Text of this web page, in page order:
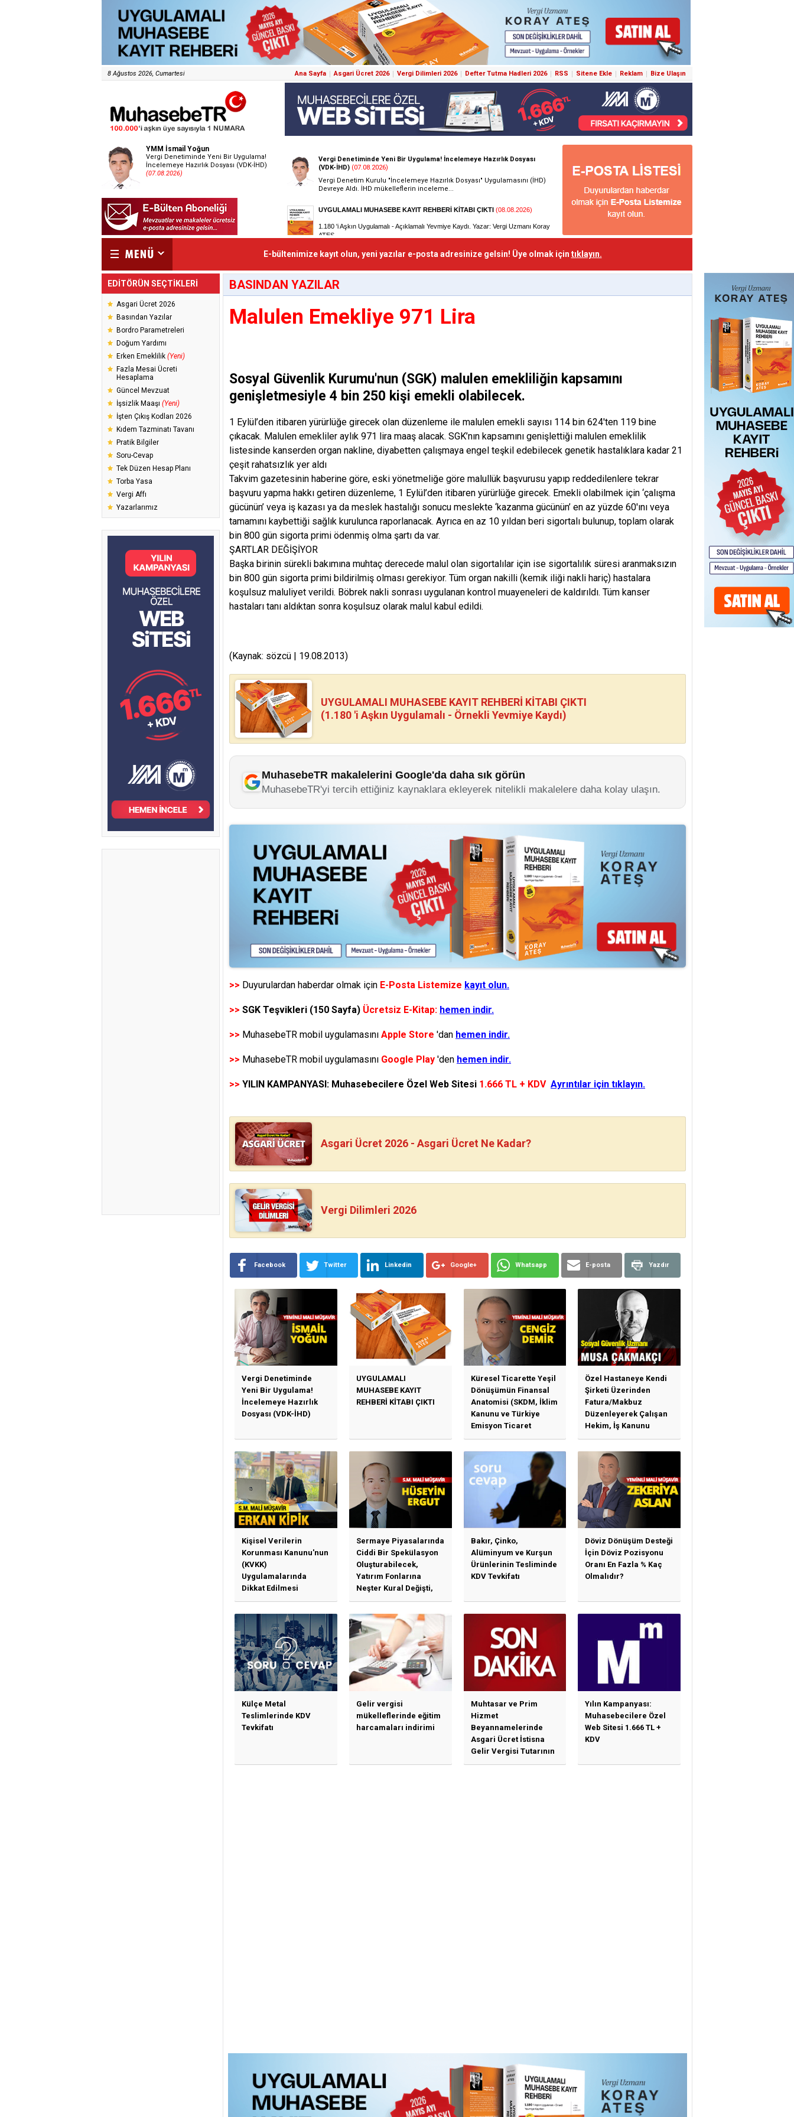
8 Ağustos 2026, Cumartesi Ana Sayfa Asgari Ücret 2026 Vergi Dilimleri 2026 Defter Tutma Hadleri 2026 RSS Sitene Ekle Reklam Bize Ulaşın
YMM İsmail Yoğun
Vergi Denetiminde Yeni Bir Uygulama!
İncelemeye Hazırlık Dosyası (VDK-İHD)
(07.08.2026)
E-bültenimize kayıt olun, yeni yazılar e-posta adresinize gelsin! Üye olmak için tıklayın.
EDİTÖRÜN SEÇTİKLERİ
Asgari Ücret 2026
Basından Yazılar
Bordro Parametreleri
Doğum Yardımı
Erken Emeklilik (Yeni)
Fazla Mesai Ücreti
Hesaplama
Güncel Mevzuat
İşsizlik Maaşı (Yeni)
İşten Çıkış Kodları 2026
Kıdem Tazminatı Tavanı
Pratik Bilgiler
Soru-Cevap
Tek Düzen Hesap Planı
Torba Yasa
Vergi Affı
Yazarlarımız
BASINDAN YAZILAR
Malulen Emekliye 971 Lira
Sosyal Güvenlik Kurumu'nun (SGK) malulen emekliliğin kapsamını
genişletmesiyle 4 bin 250 kişi emekli olabilecek.
1 Eylül’den itibaren yürürlüğe girecek olan düzenleme ile malulen emekli sayısı 114 bin 624′ten 119 bine
çıkacak. Malulen emekliler aylık 971 lira maaş alacak. SGK’nın kapsamını genişlettiği malulen emeklilik
listesinde kanserden organ nakline, diyabetten çalışmaya engel teşkil edebilecek genetik hastalıklara kadar 21
çeşit rahatsızlık yer aldı
Takvim gazetesinin haberine göre, eski yönetmeliğe göre malullük başvurusu yapıp reddedilenlere tekrar
başvuru yapma hakkı getiren düzenleme, 1 Eylül’den itibaren yürürlüğe girecek. Emekli olabilmek için ‘çalışma
gücünün’ veya iş kazası ya da meslek hastalığı sonucu meslekte ‘kazanma gücünün’ en az yüzde 60′ını veya
tamamını kaybettiği sağlık kurulunca raporlanacak. Ayrıca en az 10 yıldan beri sigortalı bulunup, toplam olarak
bin 800 gün sigorta primi ödenmiş olma şartı da var.
ŞARTLAR DEĞİŞİYOR
Başka birinin sürekli bakımına muhtaç derecede malul olan sigortalılar için ise sigortalılık süresi aranmaksızın
bin 800 gün sigorta primi bildirilmiş olması gerekiyor. Tüm organ nakilli (kemik iliği nakli hariç) hastalara
koşulsuz maluliyet verildi. Böbrek nakli sonrası uygulanan kontrol muayeneleri de kaldırıldı. Tüm kanser
hastaları tanı aldıktan sonra koşulsuz olarak malul kabul edildi.
(Kaynak: sözcü | 19.08.2013)
UYGULAMALI MUHASEBE KAYIT REHBERİ KİTABI ÇIKTI
(1.180 'i Aşkın Uygulamalı - Örnekli Yevmiye Kaydı)
MuhasebeTR makalelerini Google'da daha sık görün
MuhasebeTR'yi tercih ettiğiniz kaynaklara ekleyerek nitelikli makalelere daha kolay ulaşın.
>> Duyurulardan haberdar olmak için E-Posta Listemize kayıt olun.
>> SGK Teşvikleri (150 Sayfa) Ücretsiz E-Kitap: hemen indir.
>> MuhasebeTR mobil uygulamasını Apple Store 'dan hemen indir.
>> MuhasebeTR mobil uygulamasını Google Play 'den hemen indir.
>> YILIN KAMPANYASI: Muhasebecilere Özel Web Sitesi 1.666 TL + KDV Ayrıntılar için tıklayın.
Asgari Ücret 2026 - Asgari Ücret Ne Kadar?
Vergi Dilimleri 2026
Facebook Twitter Linkedin Google+ Whatsapp E-posta Yazdır
Vergi Denetiminde
Yeni Bir Uygulama!
İncelemeye Hazırlık
Dosyası (VDK-İHD)
UYGULAMALI
MUHASEBE KAYIT
REHBERİ KİTABI ÇIKTI
Küresel Ticarette Yeşil
Dönüşümün Finansal
Anatomisi (SKDM, İklim
Kanunu ve Türkiye
Emisyon Ticaret
Sistemi (TR-ETS)
Özel Hastaneye Kendi
Şirketi Üzerinden
Fatura/Makbuz
Düzenleyerek Çalışan
Hekim, İş Kanunu
Hükümlerinden
Kişisel Verilerin
Korunması Kanunu'nun
(KVKK)
Uygulamalarında
Dikkat Edilmesi
Gereken Özet Başlıklar
Sermaye Piyasalarında
Ciddi Bir Spekülasyon
Oluşturabilecek,
Yatırım Fonlarına
Neşter Kural Değişti,
SPK’dan Kritik Hamle
Haberlerine Sermaye
Piyasası Kurulundan
Yalanlama Ve Yerinde
Bir Açıklama Geldi
Bakır, Çinko,
Alüminyum ve Kurşun
Ürünlerinin Tesliminde
KDV Tevkifatı
Döviz Dönüşüm Desteği
İçin Döviz Pozisyonu
Oranı En Fazla % Kaç
Olmalıdır?
Külçe Metal
Teslimlerinde KDV
Tevkifatı
Gelir vergisi
mükelleflerinde eğitim
harcamaları indirimi
Muhtasar ve Prim
Hizmet
Beyannamelerinde
Asgari Ücret İstisna
Gelir Vergisi Tutarının
Güncellenmesine
Yılın Kampanyası:
Muhasebecilere Özel
Web Sitesi 1.666 TL +
KDV